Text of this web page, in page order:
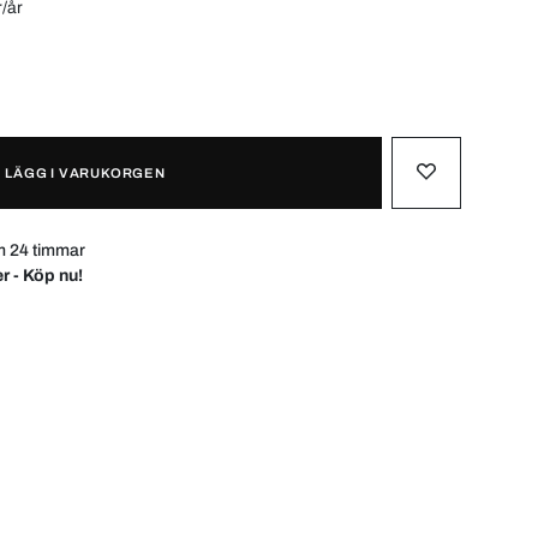
år
LÄGG I VARUKORGEN
24 timmar
- Köp nu!